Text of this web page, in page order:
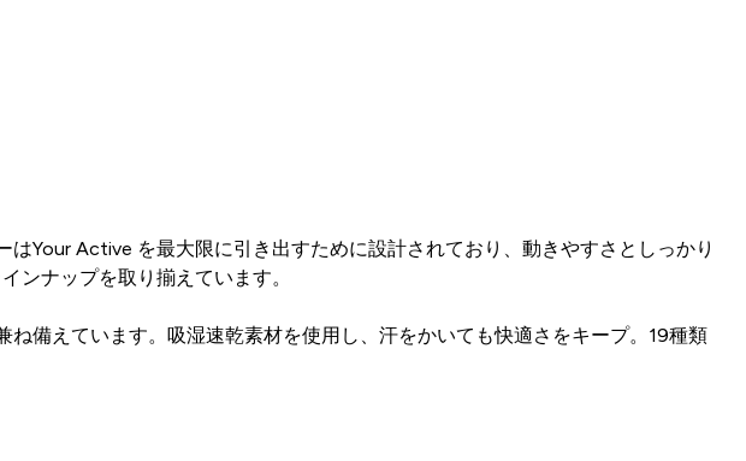
Your Active を最大限に引き出すために設計されており、動きやすさとしっかり
ンナップを取り揃えています。
備えています。吸湿速乾素材を使用し、汗をかいても快適さをキープ。19種類